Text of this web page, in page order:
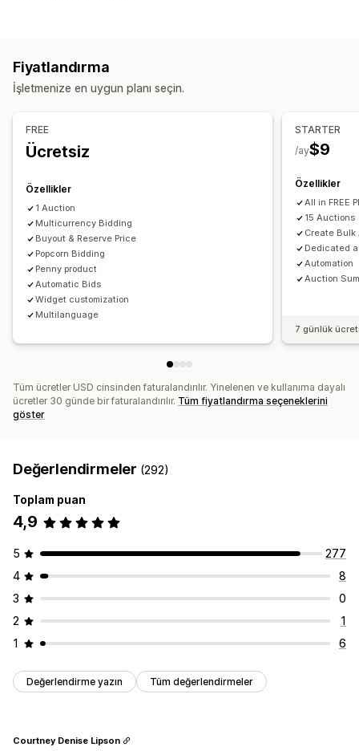
Özelleştirme
Özel gösterim
Çoklu dil
Otomatik e-posta yanıtları
Fiyatlandırma
İşletmenize en uygun planı seçin.
FREE
Ücretsiz
Özellikler
1 Auction
Multicurrency Bidding
Buyout & Reserve Price
Popcorn Bidding
Penny product
Automatic Bids
Widget customization
Multilanguage
STARTER
$9
/ay
Özellikler
All in FREE
15 Auctions
Create
Dedicated
Automation
Auction
7 günlük
Tüm ücretler USD cinsinden faturalandırılır. Yinelenen ve kullanıma dayalı
ücretler 30 günde bir faturalandırılır. Tüm fiyatlandırma seçeneklerini
göster
Değerlendirmeler (292)
Toplam puan
4,9
5
277
4
8
3
0
2
1
1
6
Değerlendirme yazın Tüm değerlendirmeler
Courtney Denise Lipson